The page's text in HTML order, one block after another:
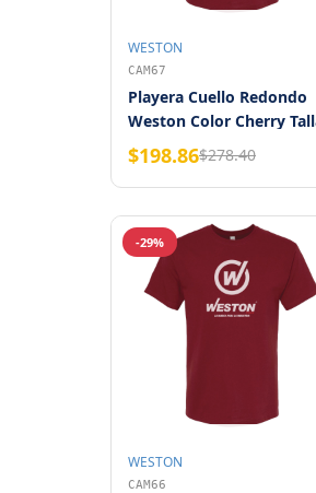
WESTON
CAM67
Playera Cuello Redondo
Weston Color Cherry
2XG
$198.86$278.40
-29%
WESTON
CAM66